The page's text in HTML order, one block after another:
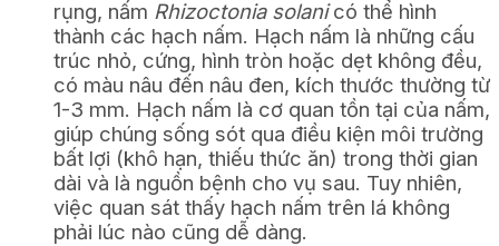
rụng, nấm Rhizoctonia solanicó thể hình
thành các hạch nấm. Hạch nấm là những cấu
trúc nhỏ, cứng, hình tròn hoặc dẹt không đều,
có màu nâu đến nâu đen, kích thước thường từ
1-3 mm. Hạch nấm là cơ quan tồn tại của nấm,
giúp chúng sống sót qua điều kiện môi trường
bất lợi (khô hạn, thiếu thức ăn) trong thời gian
dài và là nguồn bệnh cho vụ sau. Tuy nhiên,
việc quan sát thấy hạch nấm trên lá không
phải lúc nào cũng dễ dàng.